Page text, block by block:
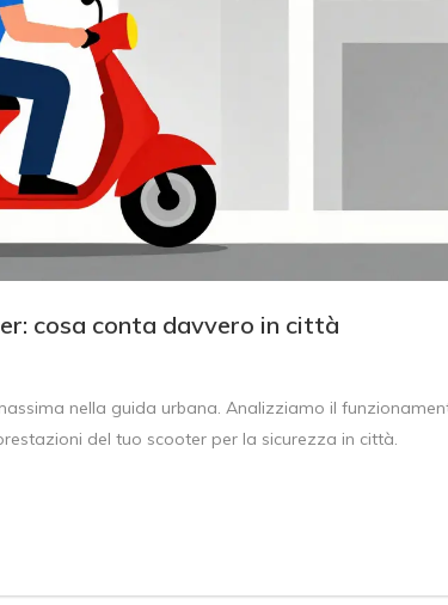
cosa conta davvero in città
nella guida urbana. Analizziamo il
del tuo scooter per la sicurezza in città.